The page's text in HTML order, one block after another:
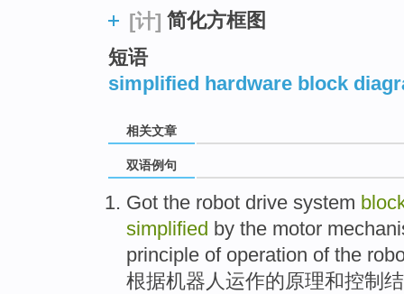
[计] 简化方框图
短语
simplified hardware block
相关文章
双语例句
Got the robot drive system
simplified by the motor
principle of operation of the
根据机器人运作的原理和控制